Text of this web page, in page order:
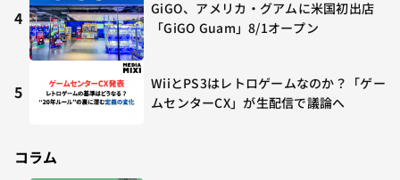
4
GiGO、アメリカ・グアムに米国初出店
「GiGO Guam」8/1オープン
5
WiiとPS3はレトロゲームなのか？「ゲー
ムセンターCX」が生配信で議論へ
コラム